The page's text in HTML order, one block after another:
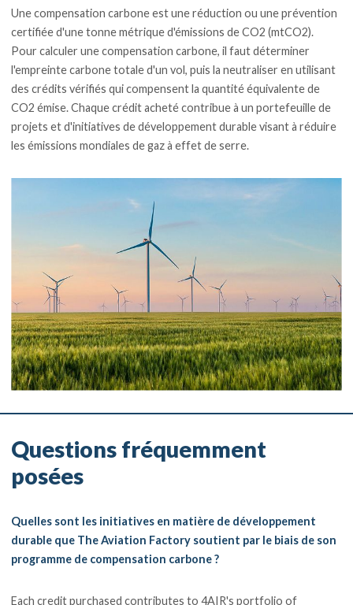
Une compensation carbone est une réduction ou une prévention
certifiée d'une tonne métrique d'émissions de CO2 (mtCO2).
Pour calculer une compensation carbone, il faut déterminer
l'empreinte carbone totale d'un vol, puis la neutraliser en utilisant
des crédits vérifiés qui compensent la quantité équivalente de
CO2 émise. Chaque crédit acheté contribue à un portefeuille de
projets et d'initiatives de développement durable visant à réduire
les émissions mondiales de gaz à effet de serre.
Questions fréquemment
posées
Quelles sont les initiatives en matière de développement
durable que The Aviation Factory soutient par le biais de son
programme de compensation carbone ?
Each credit purchased contributes to 4AIR's portfolio of